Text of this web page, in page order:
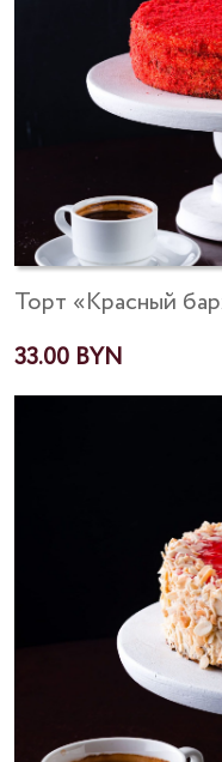
Торт «Красный
33.00